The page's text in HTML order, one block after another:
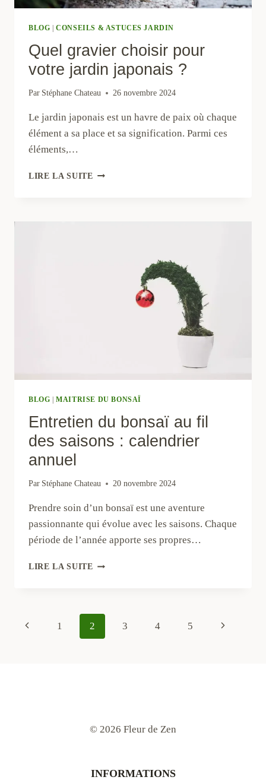
BLOG |CONSEILS & ASTUCES JARDIN
Quel gravier choisir pour
votre jardin japonais ?
Par Stéphane Chateau 26 novembre 2024
Le jardin japonais est un havre de paix où chaque
élément a sa place et sa signification. Parmi ces
éléments,…
LIRE LA SUITE QUEL
BLOG |MAITRISE DU BONSAÏ
Entretien du bonsaï au fil
des saisons : calendrier
annuel
Par Stéphane Chateau 20 novembre 2024
Prendre soin d’un bonsaï est une aventure
passionnante qui évolue avec les saisons. Chaque
période de l’année apporte ses propres…
LIRE LA SUITE ENTRETIEN
FIL
DES
SAISONS
Navigation
Page
1 2 3 4 5
Page
© 2026 Fleur de Zen
INFORMATIONS